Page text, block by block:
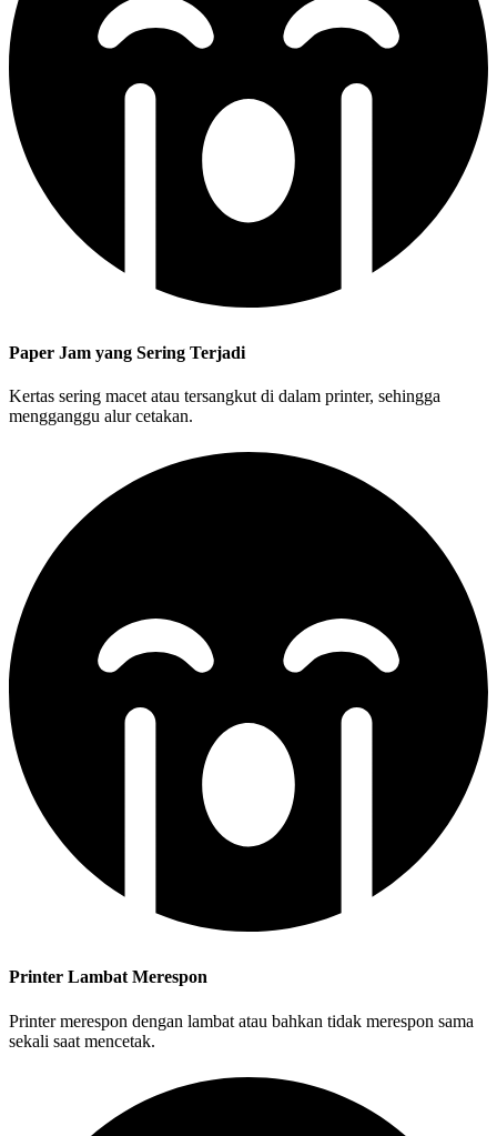
Paper Jam yang Sering Terjadi
Kertas sering macet atau tersangkut di dalam printer, sehingga
mengganggu alur cetakan.
Printer Lambat Merespon
Printer merespon dengan lambat atau bahkan tidak merespon sama
sekali saat mencetak.